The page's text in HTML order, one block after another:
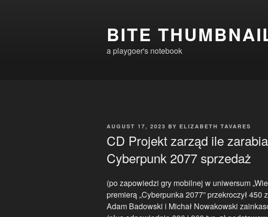
BITE
a playgoer's notebook
POSTED
AUGUST 17, 2023 BY ELIZABETH TAVARES
CD Projekt zarząd ile
Cyberpunk 2077 sprzedaż
(po zapowiedzi gry mobilnej w uniwersum
premierą „Cyberpunka 2077” przekroczył 450
Adam Badowski i Michał Nowakowski